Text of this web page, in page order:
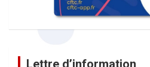
Lettre d’information